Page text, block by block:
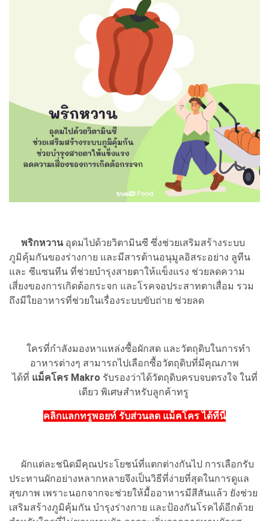
พริกหวาน อุดมไปด้วยวิตามินซี ซึ่งช่วยเสริมสร้างระบบ
ภูมิคุ้มกันของร่างกาย และมีสารต้านอนุมูลอิสระอย่าง ลูทีน
และ ซีแซนทีน ที่ช่วยบำรุงสายตาให้แข็งแรง ช่วยลดความ
เสี่ยงของการเกิดต้อกระจก และโรคจอประสาทตาเสื่อม รวม
ถึงมีใยอาหารที่ช่วยในเรื่องระบบขับถ่าย ช่วยลด
ใครที่กำลังมองหาแหล่งซื้อผักสด และวัตถุดิบในการทำ
อาหารต่างๆ สามารถไปเลือกซื้อวัตถุดิบที่มีคุณภาพ
ได้ที่ แม็คโคร Makro รับรองว่าได้วัตถุดิบครบจบตรงใจ ในที่
เดียว พิเศษสำหรับลูกค้าทรู
คลิกแลกทรูพอยท์ รับส่วนลด แม็คโคร ได้ที่นี่
ผักแต่ละชนิดมีคุณประโยชน์ที่แตกต่างกันไป การเลือกรับ
ประทานผักอย่างหลากหลายจึงเป็นวิธีที่ง่ายที่สุดในการดูแล
สุขภาพ เพราะนอกจากจะช่วยให้มื้ออาหารมีสีสันแล้ว ยังช่วย
เสริมสร้างภูมิคุ้มกัน บำรุงร่างกาย และป้องกันโรคได้อีกด้วย